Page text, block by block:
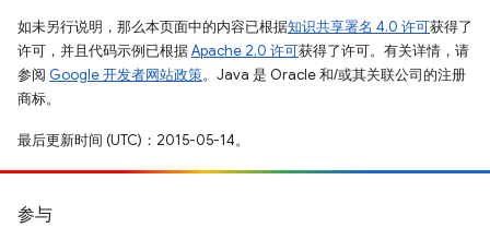
如未另行说明，那么本页面中的内容已根据知识共享署名 4.0 许可获得了
许可，并且代码示例已根据Apache 2.0 许可获得了许可。有关详情，请
参阅 Google 开发者网站政策。Java 是 Oracle 和/或其关联公司的注册
商标。
最后更新时间 (UTC)：2015-05-14。
参与